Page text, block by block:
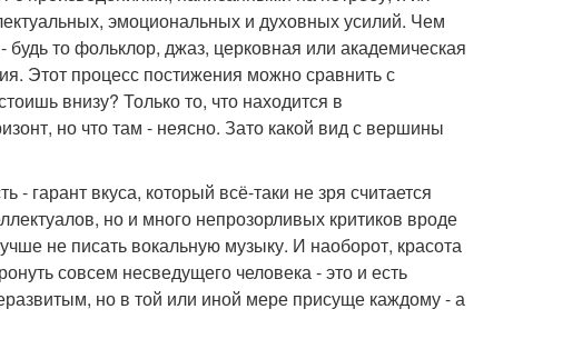
эмоциональных и духовных усилий. Чем
то фольклор, джаз, церковная или академическая
Этот процесс постижения можно сравнить с
внизу? Только то, что находится в
но что там - неясно. Зато какой вид с вершины
гарант вкуса, который всё-таки не зря считается
но и много непрозорливых критиков вроде
не писать вокальную музыку. И наоборот, красота
совсем несведущего человека - это и есть
но в той или иной мере присуще каждому - а